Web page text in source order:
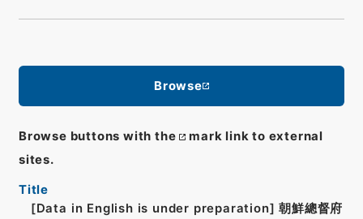
Browse
Browse buttons with the
mark link to external
sites.
Title
[Data in English is under preparation] 朝鮮總督府